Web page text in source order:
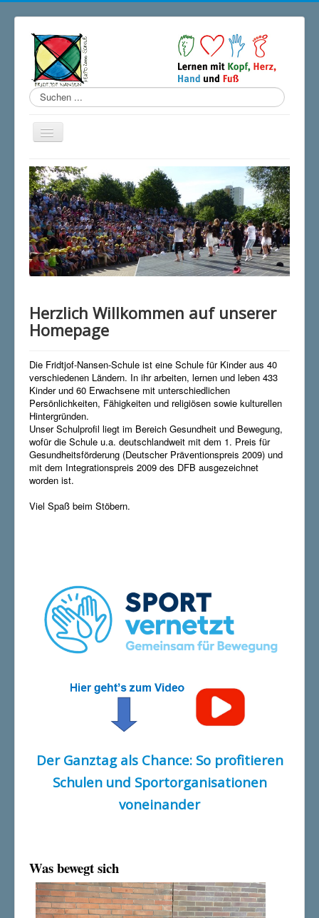
Suchen
...
Startseite
Unsere Schule
Schulprogramm
Ganztag
Förderverein
Kontakt
Herzlich Willkommen auf unserer
Homepage
Die Fridtjof-Nansen-Schule ist eine Schule für Kinder aus 40
verschiedenen Ländern. In ihr arbeiten, lernen und leben 433
Kinder und 60 Erwachsene mit unterschiedlichen
Persönlichkeiten, Fähigkeiten und religiösen sowie kulturellen
Hintergründen.
Unser Schulprofil liegt im Bereich Gesundheit und Bewegung,
wofür die Schule u.a. deutschlandweit mit dem 1. Preis für
Gesundheitsförderung (Deutscher Präventionspreis 2009) und
mit dem Integrationspreis 2009 des DFB ausgezeichnet
worden ist.
Viel Spaß beim Stöbern.
Der Ganztag als Chance: So profitieren
Schulen und Sportorganisationen
voneinander
Was bewegt sich